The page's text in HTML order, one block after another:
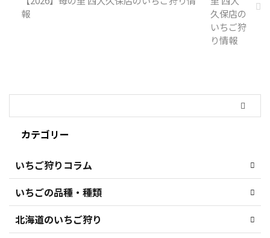
報
カテゴリー
いちご狩りコラム
いちごの品種・種類
北海道のいちご狩り